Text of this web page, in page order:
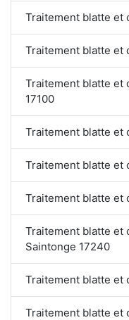
Traitement blatte et
Traitement blatte et
Traitement blatte et
17100
Traitement blatte et
Traitement blatte et
Traitement blatte et
Traitement blatte et
Saintonge 17240
Traitement blatte et
Traitement blatte et